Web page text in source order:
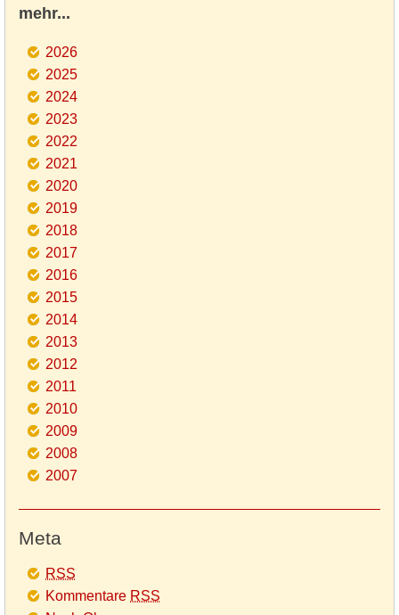
mehr...
2026
2025
2024
2023
2022
2021
2020
2019
2018
2017
2016
2015
2014
2013
2012
2011
2010
2009
2008
2007
Meta
RSS
Kommentare RSS